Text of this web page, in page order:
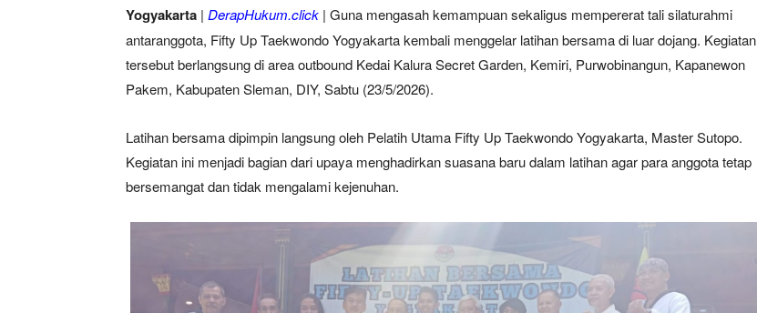
Yogyakarta | DerapHukum.click | Guna mengasah kemampuan sekaligus mempererat tali silaturahmi
antaranggota, Fifty Up Taekwondo Yogyakarta kembali menggelar latihan bersama di luar dojang. Kegiatan
tersebut berlangsung di area outbound Kedai Kalura Secret Garden, Kemiri, Purwobinangun, Kapanewon
Pakem, Kabupaten Sleman, DIY, Sabtu (23/5/2026).
Latihan bersama dipimpin langsung oleh Pelatih Utama Fifty Up Taekwondo Yogyakarta, Master Sutopo.
Kegiatan ini menjadi bagian dari upaya menghadirkan suasana baru dalam latihan agar para anggota tetap
bersemangat dan tidak mengalami kejenuhan.